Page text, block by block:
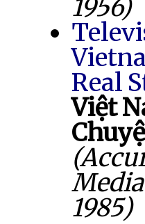
1956)
Real
Việt
1985)